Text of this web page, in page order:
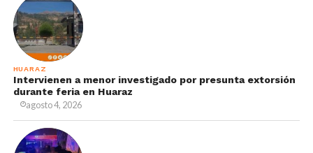
HUARAZ
Intervienen a menor investigado por presunta extorsión
durante feria en Huaraz
agosto 4, 2026